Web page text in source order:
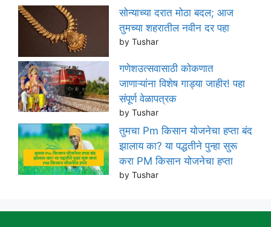
सोन्याच्या दरात मोठा बदल; आज
तुमच्या शहरातील नवीन दर पहा
by Tushar
गणेशउत्सवासाठी कोकणात
जाणाऱ्यांना विशेष गाड्या जाहीर! पहा
संपूर्ण वेळापत्रक
by Tushar
तुमचा Pm किसान योजनेचा हप्ता बंद
झालाय का? या पद्धतीने पुन्हा सुरू
करा PM किसान योजनेचा हप्ता
by Tushar